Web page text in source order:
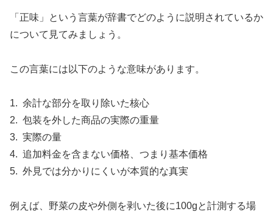
「正味」という言葉が辞書でどのように説明されているか
について見てみましょう。
この言葉には以下のような意味があります。
1. 余計な部分を取り除いた核心
2. 包装を外した商品の実際の重量
3. 実際の量
4. 追加料金を含まない価格、つまり基本価格
5. 外見では分かりにくいが本質的な真実
例えば、野菜の皮や外側を剥いた後に100gと計測する場